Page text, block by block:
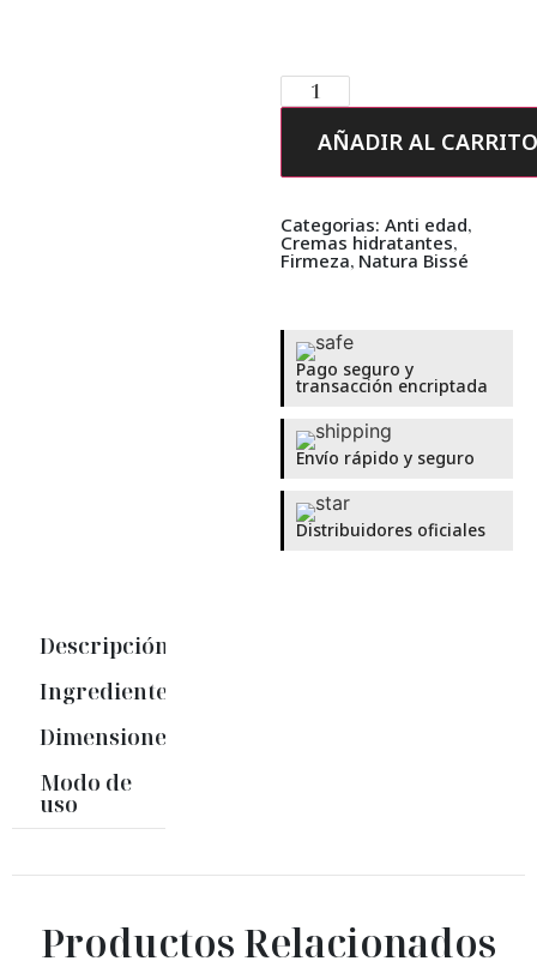
AÑADIR AL CARRITO
Categorias: Anti edad,
Cremas hidratantes,
Firmeza, Natura Bissé
Pago seguro y
transacción encriptada
Envío rápido y seguro
Distribuidores oficiales
Descripción
Ingredientes
Dimensiones
Modo de
uso
Productos Relacionados